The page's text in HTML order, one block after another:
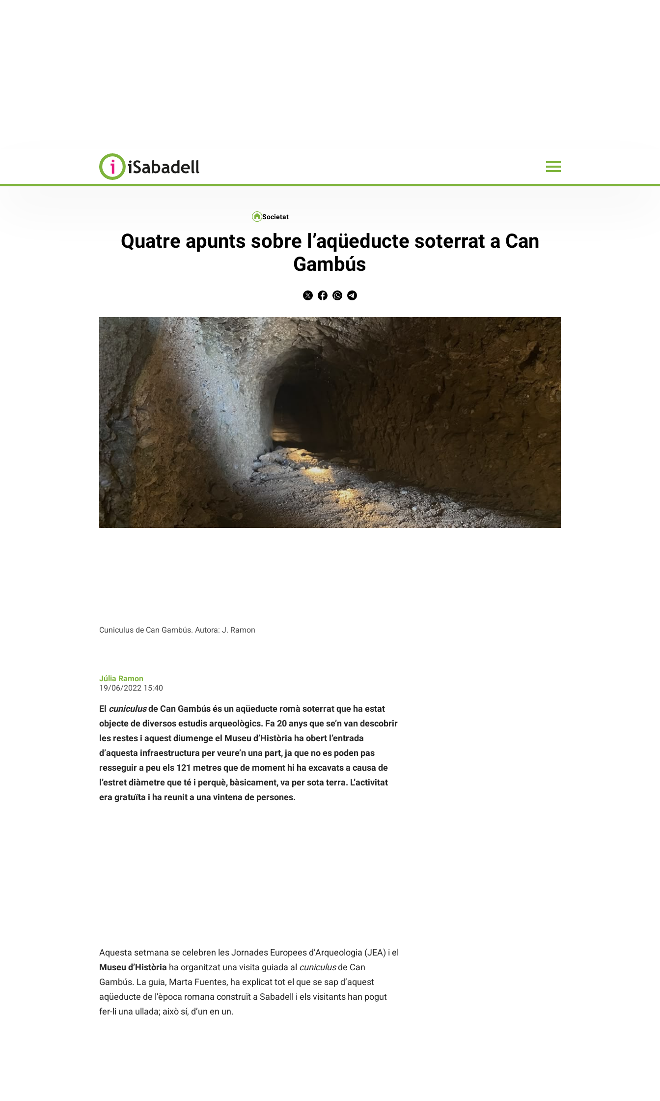
Cuniculus de Can Gambús. Autora: J. Ramon
Societat
Quatre apunts sobre l’aqüeducte soterrat a Can
Gambús
Júlia Ramon
19/06/2022 15:40
El cuniculusde Can Gambús és un aqüeducte romà soterrat que ha estat
objecte de diversos estudis arqueològics. Fa 20 anys que se’n van descobrir
les restes i aquest diumenge el Museu d’Història ha obert l’entrada
d’aquesta infraestructura per veure’n una part, ja que no es poden pas
resseguir a peu els 121 metres que de moment hi ha excavats a causa de
l’estret diàmetre que té i perquè, bàsicament, va per sota terra. L’activitat
era gratuïta i ha reunit a una vintena de persones.
Aquesta setmana se celebren les Jornades Europees d’Arqueologia (JEA) i el
Museu d’Història ha organitzat una visita guiada al cuniculusde Can
Gambús. La guia, Marta Fuentes, ha explicat tot el que se sap d’aquest
aqüeducte de l’època romana construït a Sabadell i els visitants han pogut
fer-li una ullada; això sí, d’un en un.